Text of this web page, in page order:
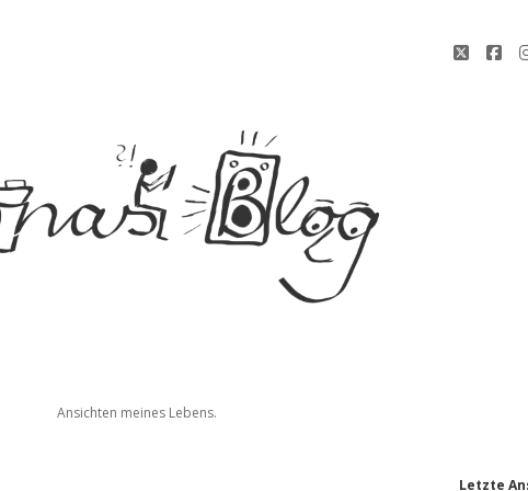
twitter
Ansichten meines Lebens.
Letzte